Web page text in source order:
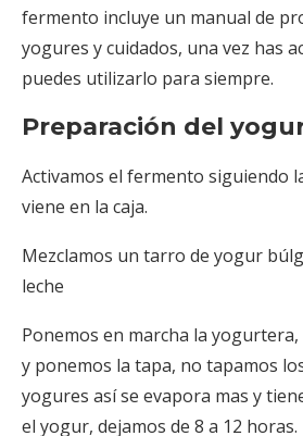
fermento incluye un manual de
yogures y cuidados, una vez has
puedes utilizarlo para siempre.
Preparación del
Activamos el fermento siguiendo
viene en la caja.
Mezclamos un tarro de yogur
leche
Ponemos en marcha la
y ponemos la tapa, no tapamos
yogures así se evapora mas y
el yogur, dejamos de 8 a 12 horas.